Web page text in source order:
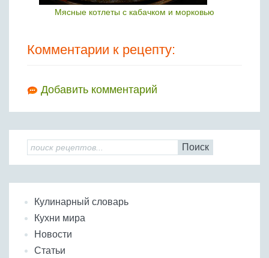
Мясные котлеты с кабачком и морковью
Комментарии к рецепту:
Добавить комментарий
Поиск
Кулинарный словарь
Кухни мира
Новости
Статьи